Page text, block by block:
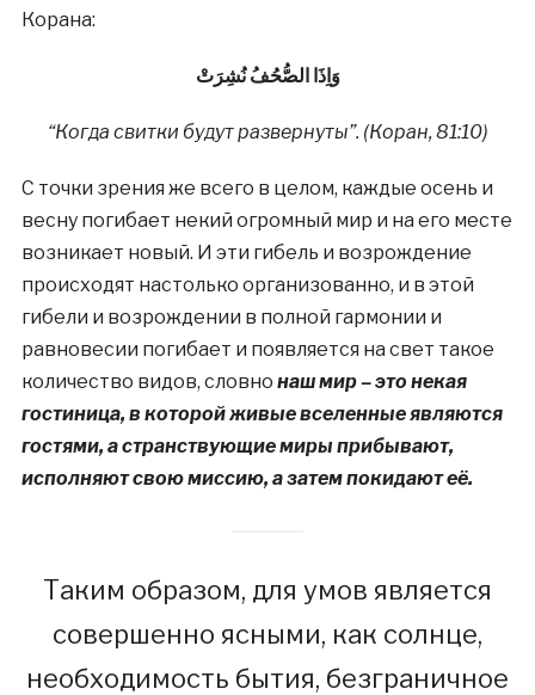
Корана:
وَاِذَا الصُّحُفُ نُشِرَتْ
“Когда свитки будут развернуты”. (Коран, 81:10)
С точки зрения же всего в целом, каждые осень и
весну погибает некий огромный мир и на его месте
возникает новый. И эти гибель и возрождение
происходят настолько организованно, и в этой
гибели и возрождении в полной гармонии и
равновесии погибает и появляется на свет такое
количество видов, словно наш мир – это некая
гостиница, в которой живые вселенные являются
гостями, а странствующие миры прибывают,
исполняют свою миссию, а затем покидают её.
Таким образом, для умов является
совершенно ясными, как солнце,
необходимость бытия, безграничное